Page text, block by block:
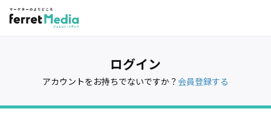
ログイン
アカウントをお持ちでないですか？ 会員登録する